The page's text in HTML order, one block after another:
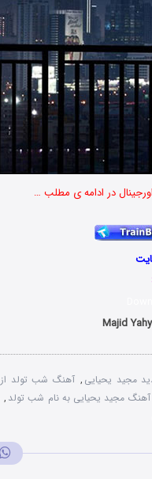
در ادامه ی مطلب …
Majid
مجید یحیایی , آهنگ شب تولد
آهنگ مجید یحیایی به نام شب تولد ,